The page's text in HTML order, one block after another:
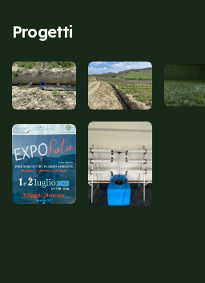
Progetti